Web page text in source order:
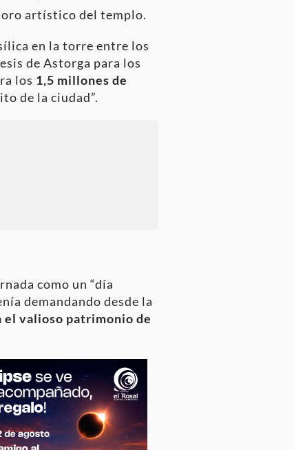
artístico del templo.
en la torre entre los
de Astorga para los
los 1,5 millones de
de la ciudad”.
como un “día
demandando desde la
valioso patrimonio de